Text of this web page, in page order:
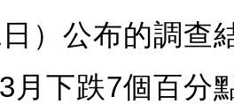
日）公布的調
月下跌7個百分